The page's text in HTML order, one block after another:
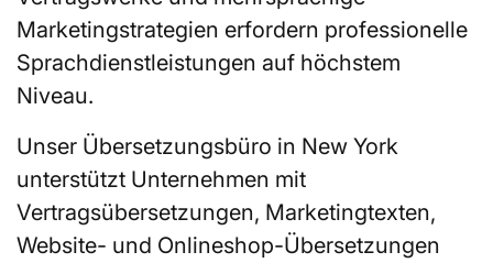
Marketingstrategien erfordern professionelle
Sprachdienstleistungen auf höchstem
Niveau.
Unser Übersetzungsbüro in New York
unterstützt Unternehmen mit
Vertragsübersetzungen, Marketingtexten,
Website- und Onlineshop-Übersetzungen